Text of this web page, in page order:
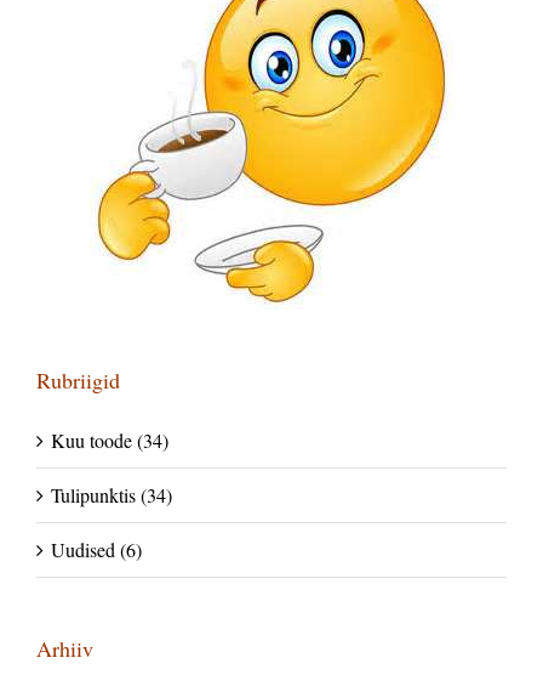
Rubriigid
Kuu toode (34)
Tulipunktis (34)
Uudised (6)
Arhiiv